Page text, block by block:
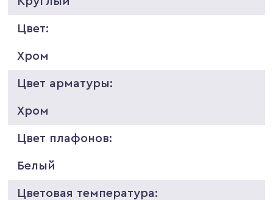
Цвет:
Хром
Цвет арматуры:
Хром
Цвет плафонов:
Белый
Цветовая температура: